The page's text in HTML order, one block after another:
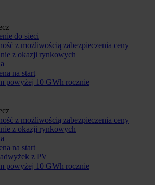
do sieci
z możliwością zabezpieczenia ceny
z okazji rynkowych
na start
powyżej 10 GWh rocznie
z możliwością zabezpieczenia ceny
z okazji rynkowych
na start
z PV
powyżej 10 GWh rocznie